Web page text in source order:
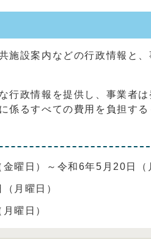
設案内などの行政情報と
行政情報を提供し、事業者
係るすべての費用を負担する
日）～令和6年5月20日（
曜日）
曜日）